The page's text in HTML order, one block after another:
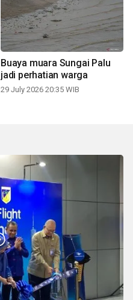
Buaya muara Sungai Palu
jadi perhatian warga
29 July 2026 20:35 WIB